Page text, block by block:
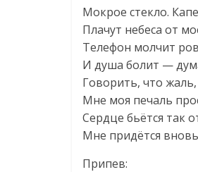
Мокрое стекло.
Плачут небеса от
Телефон молчит
И душа болит —
Говорить, что
Мне моя печаль
Сердце бьётся так
Мне придётся
Припев: